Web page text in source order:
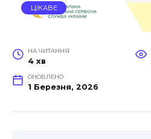
ЦІКАВЕ
НА ЧИТАННЯ
4 хв
ОНОВЛЕНО
1 Березня, 2026